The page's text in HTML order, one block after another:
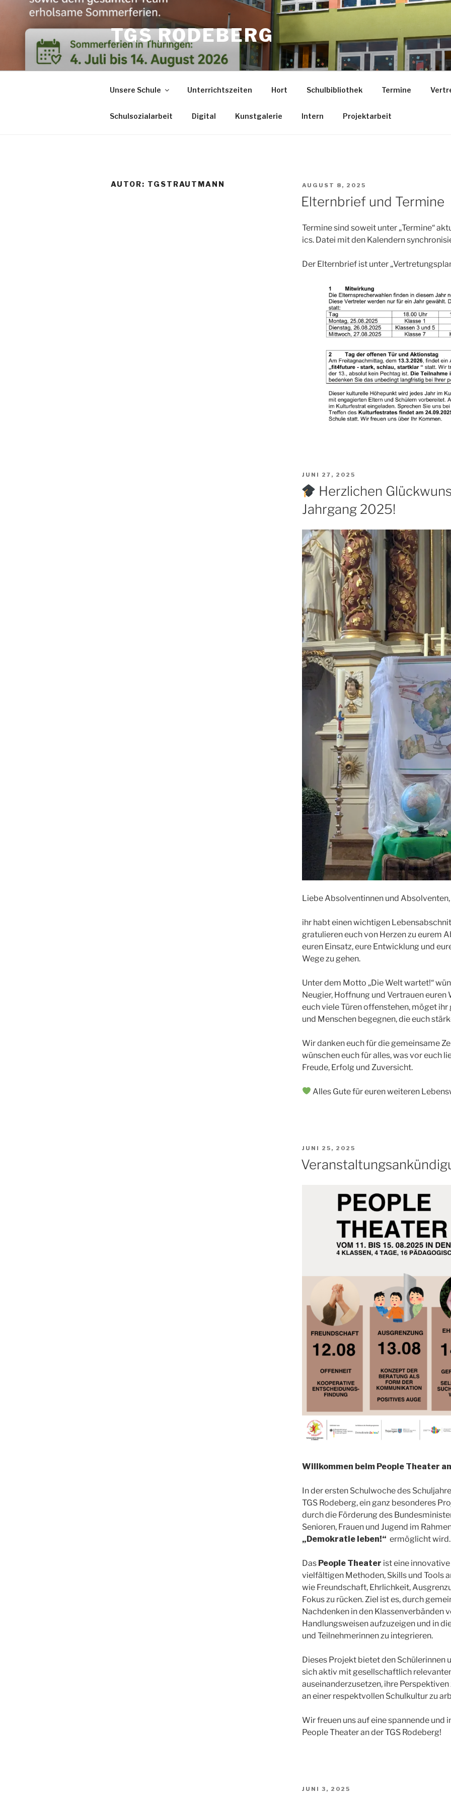
springen
TGS RODEBERG
Unsere Schule Unterrichtszeiten Hort Schulbibliothek Termine
Schulsozialarbeit Digital Kunstgalerie Intern Projektarbeit
AUTOR: TGSTRAUTMANN
VERÖFFENTLICHT
AM
AUGUST 8, 2025
Elternbrief und Termine
Termine sind soweit unter „Termine“
ics. Datei mit den Kalendern
Der Elternbrief ist unter
VERÖFFENTLICHT
AM
JUNI 27, 2025
Herzlichen
Jahrgang 2025!
Liebe Absolventinnen und Absolventen,
ihr habt einen wichtigen
gratulieren euch von Herzen zu eurem
euren Einsatz, eure Entwicklung und
Wege zu gehen.
Unter dem Motto „Die Welt wartet!“
Neugier, Hoffnung und Vertrauen
euch viele Türen offenstehen, möget
und Menschen begegnen, die euch
Wir danken euch für die gemeinsame
wünschen euch für alles, was vor euch
Freude, Erfolg und Zuversicht.
Alles Gute für euren weiteren
VERÖFFENTLICHT
AM
JUNI 25, 2025
Willkommen beim People Theater
In der ersten Schulwoche des
TGS Rodeberg, ein ganz besonderes
durch die Förderung des
Senioren, Frauen und Jugend im
„Demokratie leben!“ ermöglicht wird.
Das People Theater ist eine
vielfältigen Methoden, Skills und Tools
wie Freundschaft, Ehrlichkeit,
Fokus zu rücken. Ziel ist es, durch
Nachdenken in den Klassenverbänden
Handlungsweisen aufzuzeigen und in
und Teilnehmerinnen zu integrieren.
Dieses Projekt bietet den Schülerinnen
sich aktiv mit gesellschaftlich
auseinanderzusetzen, ihre
an einer respektvollen Schulkultur zu
Wir freuen uns auf eine spannende und
People Theater an der TGS Rodeberg!
VERÖFFENTLICHT
JUNI 3, 2025